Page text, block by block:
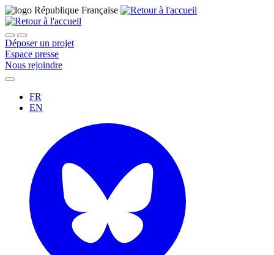
Déposer un projet
Espace presse
Nous rejoindre
FR
EN